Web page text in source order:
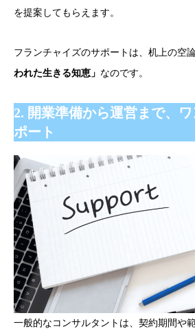
を提案してもらえます。
フランチャイズのサポートは、机上の空論
われた生きる知恵」 なのです。
2. 開業準備から運営まで、
ポート
一般的なコンサルタントは、契約期間や